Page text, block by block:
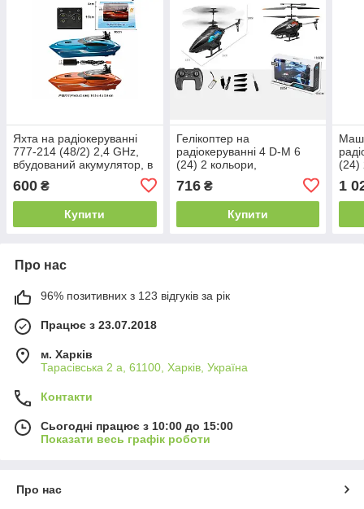
Яхта на радіокеруванні
777-214 (48/2) 2,4 GHz,
вбудований акумулятор, в
600 ₴
Купити
Гелікоптер на
радіокеруванні 4 D-M 6
(24) 2 кольори,
GHz, акум. 3.85V, USB-
кабель, гіроскоп, в коробці
716₴
Купити
(24)
1
Про нас
96% позитивних з 123 відгуків за рік
Працює з 23.07.2018
м. Харків
Тарасівська 2 а, 61100, Харків, Україна
Контакти
Сьогодні працює з 10:00 до 15:00
Показати весь графік роботи
Про нас